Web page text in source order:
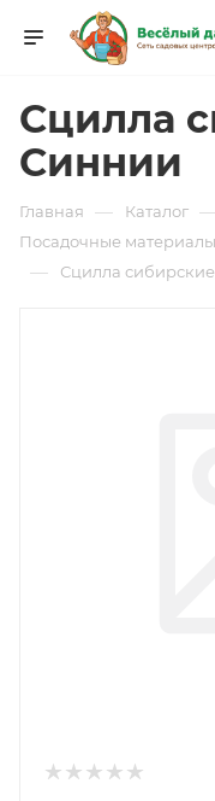
Сцилла
Синнии
Главная — Каталог
Посадочные
— Сцилла